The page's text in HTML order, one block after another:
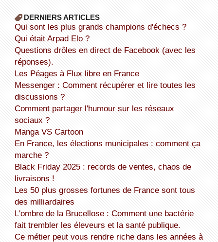
DERNIERS ARTICLES
Qui sont les plus grands champions d'échecs ?
Qui était Arpad Elo ?
Questions drôles en direct de Facebook (avec les
réponses).
Les Péages à Flux libre en France
Messenger : Comment récupérer et lire toutes les
discussions ?
Comment partager l'humour sur les réseaux
sociaux ?
Manga VS Cartoon
En France, les élections municipales : comment ça
marche ?
Black Friday 2025 : records de ventes, chaos de
livraisons !
Les 50 plus grosses fortunes de France sont tous
des milliardaires
L'ombre de la Brucellose : Comment une bactérie
fait trembler les éleveurs et la santé publique.
Ce métier peut vous rendre riche dans les années à